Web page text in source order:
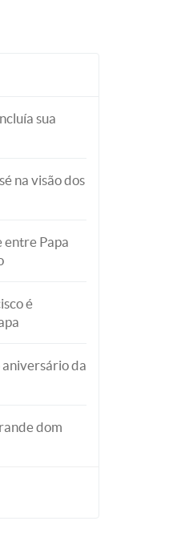
sua
na visão dos
entre Papa
é
aniversário da
dom